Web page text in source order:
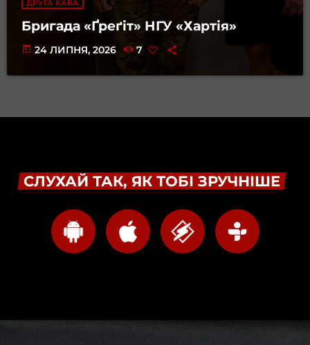
ДРУГА КАВА
Бригада «Ґреґіт» НГУ «Хартія»
today 24 ЛИПНЯ, 2026 7
СЛУХАЙ ТАК, ЯК ТОБІ ЗРУЧНІШЕ